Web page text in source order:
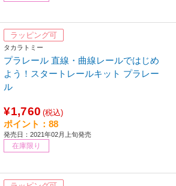
ラッピング可
タカラトミー
プラレール 直線・曲線レールではじめ
よう！スタートレールキット プラレー
ル
¥1,760 (税込)
ポイント：88
発売日：2021年02月上旬発売
在庫限り